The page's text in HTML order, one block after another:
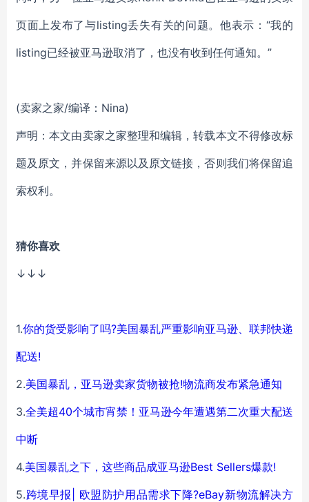
页面上发布了与listing丢失有关的问题。他表示：“我的
listing已经被亚马逊取消了，也没有收到任何通知。”
(卖家之家/编译：Nina)
声明：本文由卖家之家整理和编辑，转载本文不得修改标
题及原文，并保留来源以及原文链接，否则我们将保留追
索权利。
猜你喜欢
↓↓↓
1.你的货受影响了吗?美国暴乱严重影响亚马逊、联邦快递
配送!
2.美国暴乱，亚马逊卖家货物被抢!物流商发布紧急通知
3.全美超40个城市宵禁！亚马逊今年遭遇第二次重大配送
中断
4.美国暴乱之下，这些商品成亚马逊Best Sellers爆款!
5.跨境早报| 欧盟防护用品需求下降?eBay新物流解决方